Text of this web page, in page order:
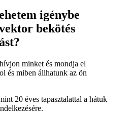
igénybe
bekötés
minket és mondja el
és miben állhatunk az ön
20 éves tapasztalattal a hátuk